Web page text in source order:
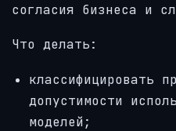
согласия бизнеса и
Что делать:
классифицировать
допустимости
моделей;